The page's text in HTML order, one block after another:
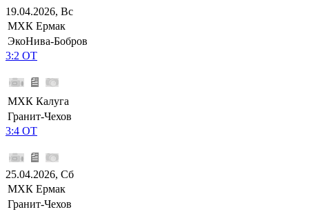
19.04.2026, Вс
МХК Ермак
ЭкоНива-Бобров
3:2 ОТ
МХК Калуга
Гранит-Чехов
3:4 ОТ
25.04.2026, Сб
МХК Ермак
Гранит-Чехов